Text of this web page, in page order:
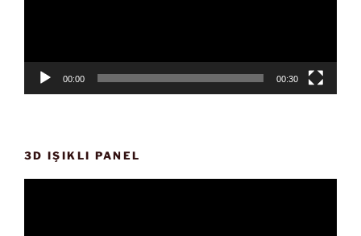
00:00 00:30
3D IŞIKLI PANEL